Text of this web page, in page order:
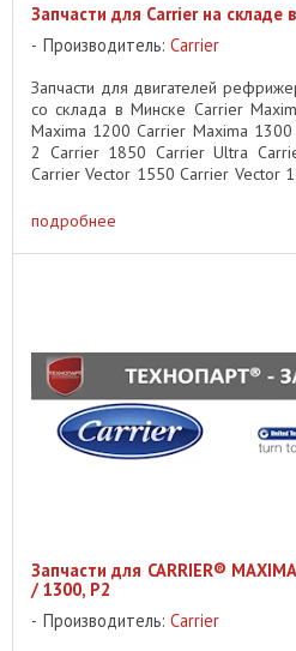
Запчасти для Carrier на складе
Производитель: Carrier
Запчасти для двигателей
со склада в Минске Carrier
Maxima 1200 Carrier Maxima 1300
2 Carrier 1850 Carrier Ultra
Carrier Vector 1550 Carrier Vector
подробнее
Запчасти для CARRIER®
/ 1300, P2
Производитель: Carrier